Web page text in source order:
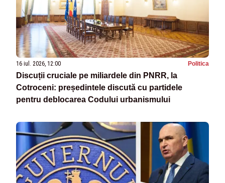
16 iul. 2026, 12:00 Politica
Discuții cruciale pe miliardele din PNRR, la
Cotroceni: președintele discută cu partidele
pentru deblocarea Codului urbanismului